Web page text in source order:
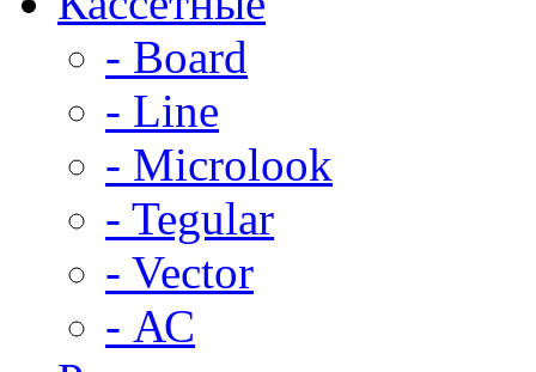
- Board
- Line
- Microlook
- Tegular
- Vector
- АС